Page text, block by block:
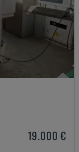
19.000 €